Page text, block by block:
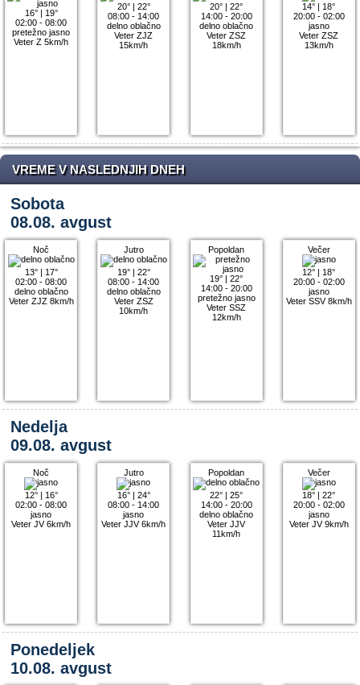
16°| 19°
02:00 - 08:00
pretežno jasno
Veter Z 5km/h
20°| 22°
08:00 - 14:00
delno oblačno
Veter ZJZ
15km/h
20° |22°
14:00 - 20:00
delno oblačno
Veter ZSZ
18km/h
14° | 18°
20:00 - 02:00
jasno
Veter ZSZ
13km/h
VREME V NASLEDNJIH DNEH
Sobota
08.08. avgust
Noč
13°| 17°
02:00 - 08:00
delno oblačno
Veter ZJZ 8km/h
Jutro
19°| 22°
08:00 - 14:00
delno oblačno
Veter ZSZ
10km/h
Popoldan
19° |22°
14:00 - 20:00
pretežno jasno
Veter SSZ
12km/h
Večer
12° | 18°
20:00 - 02:00
jasno
Veter SSV 8km/h
Nedelja
09.08. avgust
Noč
12°| 16°
02:00 - 08:00
jasno
Veter JV 6km/h
Jutro
16°| 24°
08:00 - 14:00
jasno
Veter JJV 6km/h
Popoldan
22° |25°
14:00 - 20:00
delno oblačno
Veter JJV
11km/h
Večer
18° |22°
20:00 - 02:00
jasno
Veter JV 9km/h
Ponedeljek
10.08. avgust